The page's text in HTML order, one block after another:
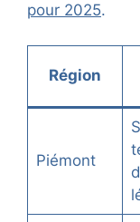
pour 2025.
Région
Piémont